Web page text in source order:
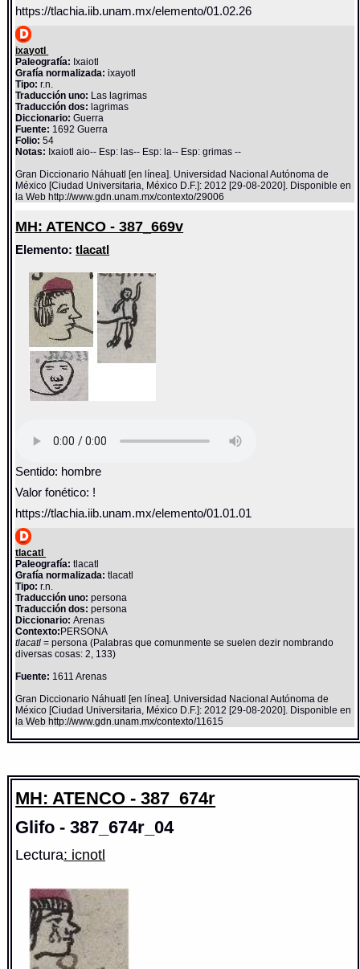
https://tlachia.iib.unam.mx/elemento/01.02.26
ixayotl
Paleografía: Ixaiotl
Grafía normalizada: ixayotl
Tipo: r.n.
Traducción uno: Las lagrimas
Traducción dos: lagrimas
Diccionario:Guerra
Fuente: 1692 Guerra
Folio: 54
Notas: Ixaiotl aio-- Esp: las-- Esp: la-- Esp: grimas --
Gran Diccionario Náhuatl [en línea]. Universidad Nacional Autónoma de
México [Ciudad Universitaria, México D.F.]: 2012 [29-08-2020]. Disponible en
la Web http://www.gdn.unam.mx/contexto/29006
MH: ATENCO - 387_669v
Elemento:tlacatl
Sentido: hombre
Valor fonético: !
https://tlachia.iib.unam.mx/elemento/01.01.01
tlacatl
Paleografía: tlacatl
Grafía normalizada: tlacatl
Tipo: r.n.
Traducción uno: persona
Traducción dos: persona
Diccionario:Arenas
Contexto:PERSONA
tlacatl= persona (Palabras que comunmente se suelen dezir nombrando
diversas cosas: 2, 133)
Fuente: 1611 Arenas
Gran Diccionario Náhuatl [en línea]. Universidad Nacional Autónoma de
México [Ciudad Universitaria, México D.F.]: 2012 [29-08-2020]. Disponible en
la Web http://www.gdn.unam.mx/contexto/11615
MH: ATENCO - 387_674r
Glifo - 387_674r_04
Lectura: icnotl